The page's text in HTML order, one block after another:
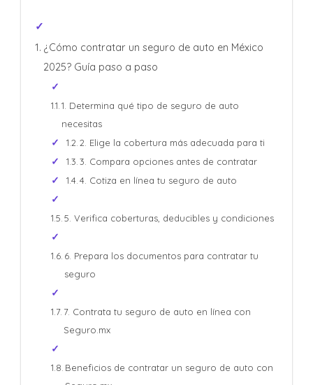
¿Cómo contratar un seguro de auto en México
2025? Guía paso a paso
1. Determina qué tipo de seguro de auto
necesitas
2. Elige la cobertura más adecuada para ti
3. Compara opciones antes de contratar
4. Cotiza en línea tu seguro de auto
5. Verifica coberturas, deducibles y condiciones
6. Prepara los documentos para contratar tu
seguro
7. Contrata tu seguro de auto en línea con
Seguro.mx
Beneficios de contratar un seguro de auto con